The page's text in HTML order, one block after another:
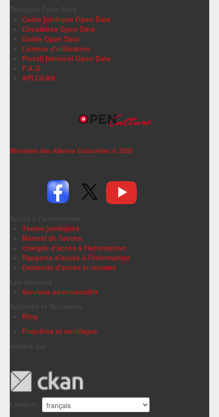
Cadre juridique Open Data
Circulaires Open Data
Guide Open Data
Licence d'utilisation
Portail National Open Data
F.A.Q
API CKAN
Ministère des Affaires Culturelles © 2026
Textes juridiques
Manuel de l'accès
chargés d'accès à l'information
Rapports d'accès à l'information
Demande d'accès et recours
Services administratifs
Blog
Enquêtes et sondages